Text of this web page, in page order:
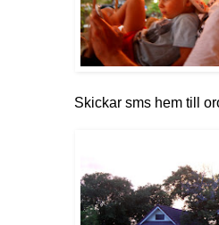
Skickar sms hem till